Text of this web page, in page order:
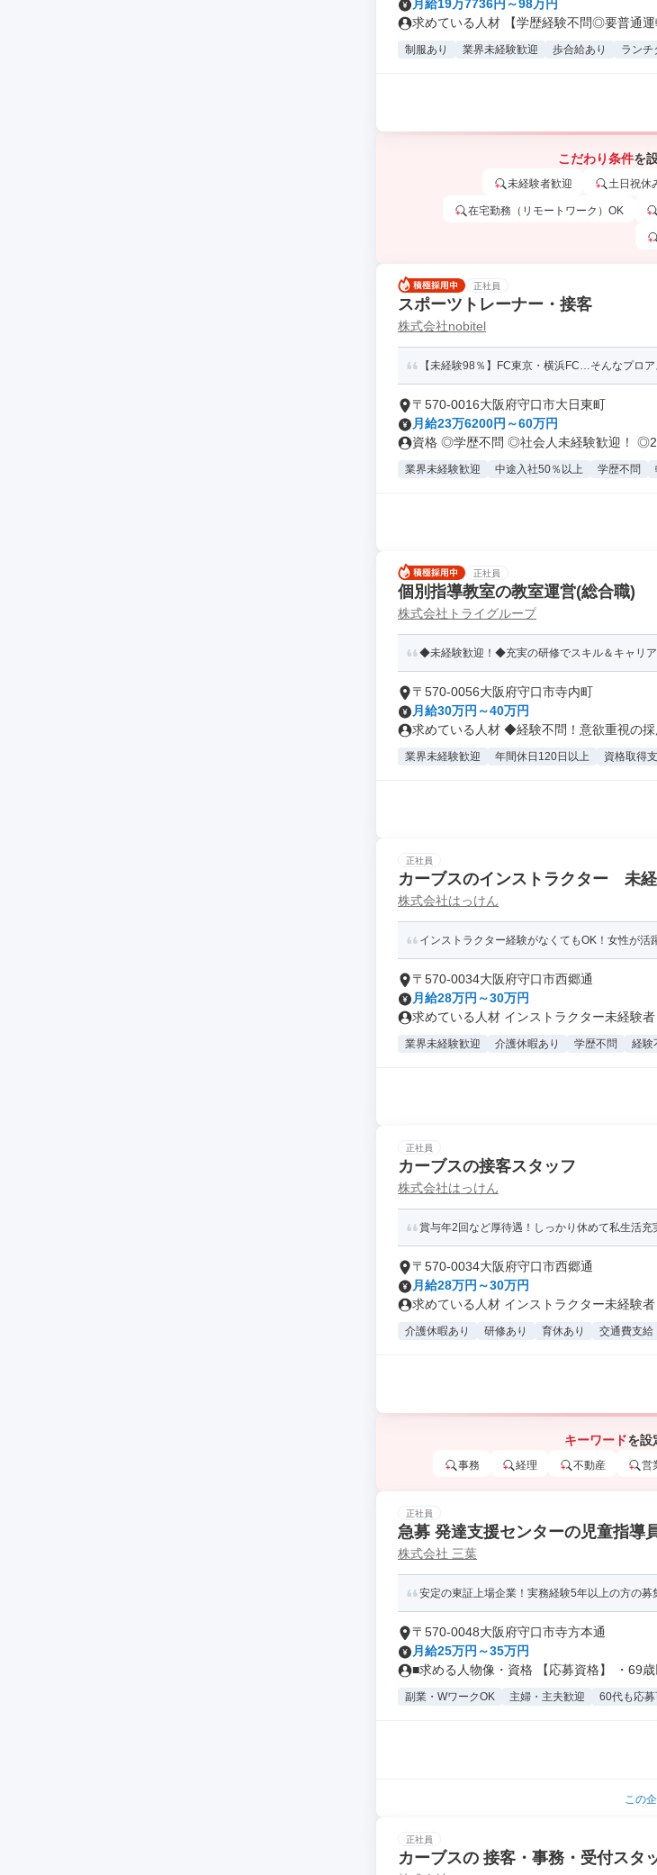
月給19万7736円～98万円
求めている人材 【学歴経験不問◎要普通運
制服あり 業界未経験歓迎 歩合給あり ランチ
こだわり条件を
未経験者歓迎 土日祝休
在宅勤務（リモートワーク）OK
正社員
スポーツトレーナー・接客
株式会社nobitel
【未経験98％】FC東京・横浜FC…そんなプロ
〒570-0016大阪府守口市大日東町
月給23万6200円～60万円
資格 ◎学歴不問 ◎社会人未経験歓迎！
業界未経験歓迎 中途入社50％以上 学歴不問
正社員
個別指導教室の教室運営(総合職)
株式会社トライグループ
◆未経験歓迎！◆充実の研修でスキル＆キャリ
〒570-0056大阪府守口市寺内町
月給30万円～40万円
求めている人材 ◆経験不問！意欲重視の
業界未経験歓迎 年間休日120日以上 資格取得
正社員
カーブスのインストラクター 未
株式会社はっけん
インストラクター経験がなくてもOK！女性が活
〒570-0034大阪府守口市西郷通
月給28万円～30万円
求めている人材 インストラクター未経験
業界未経験歓迎 介護休暇あり 学歴不問 経験
正社員
カーブスの接客スタッフ
株式会社はっけん
賞与年2回など厚待遇！しっかり休めて私生活充
〒570-0034大阪府守口市西郷通
月給28万円～30万円
求めている人材 インストラクター未経験
介護休暇あり 研修あり 育休あり 交通費支給
キーワードを設
事務 経理 不動産 営
正社員
急募 発達支援センターの児童指導
株式会社 三葉
安定の東証上場企業！実務経験5年以上の方の
〒570-0048大阪府守口市寺方本通
月給25万円～35万円
■求める人物像・資格 【応募資格】 ・69歳
副業・WワークOK 主婦・主夫歓迎 60代も応募
この
正社員
カーブスの 接客・事務・受付スタ